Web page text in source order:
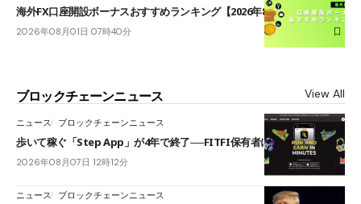
海外FX口座開設ボーナスおすすめランキング【2026年8月最新】
2026年08月01日 07時40分
ブロックチェーンニュース View All
ニュース ブロックチェーンニュース
歩いて稼ぐ「Step App」が4年で終了──FITFI保有者に対応呼びかけ
2026年08月07日 12時12分
ニュース ブロックチェーンニュース